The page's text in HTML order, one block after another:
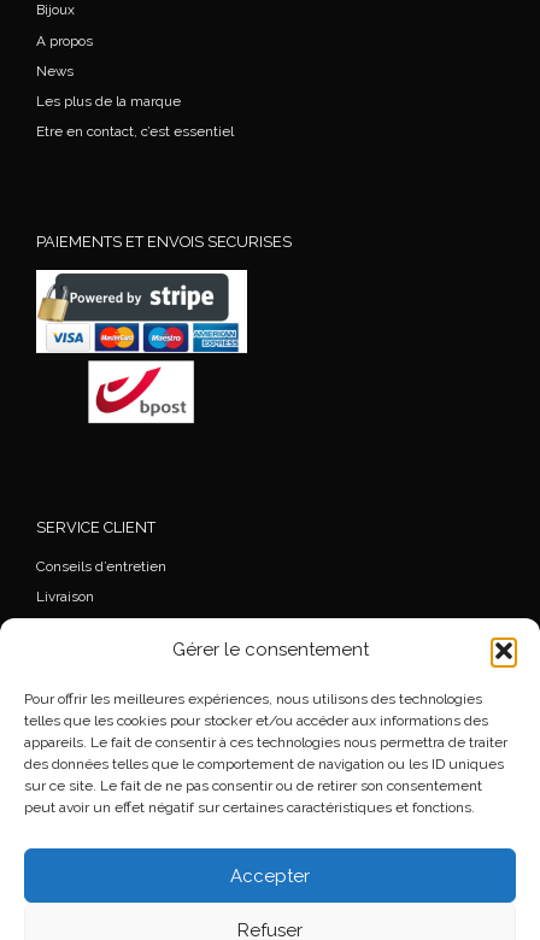
Gérer le consentement
Pour offrir les meilleures expériences, nous utilisons des technologies
telles que les cookies pour stocker et/ou accéder aux informations des
appareils. Le fait de consentir à ces technologies nous permettra de traiter
des données telles que le comportement de navigation ou les ID uniques
sur ce site. Le fait de ne pas consentir ou de retirer son consentement
peut avoir un effet négatif sur certaines caractéristiques et fonctions.
Accepter
Refuser
Bijoux
A propos
News
Les plus de la marque
Etre en contact, c’est essentiel
PAIEMENTS ET ENVOIS SECURISES
SERVICE CLIENT
Conseils d’entretien
Livraison
Wishlist
Mentions légales
Conditions générales de vente
© 2026Florence Beauloye– Tous droits réservés